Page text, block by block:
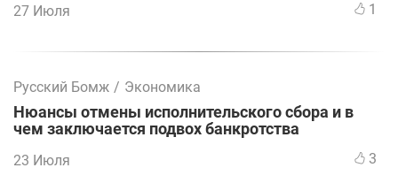
27 Июля 1
Русский Бомж / Экономика
Нюансы отмены исполнительского сбора и в
чем заключается подвох банкротства
23 Июля 3